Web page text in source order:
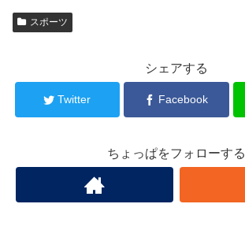
スポーツ
シェアする
Twitter Facebook
ちょっぱをフォローする